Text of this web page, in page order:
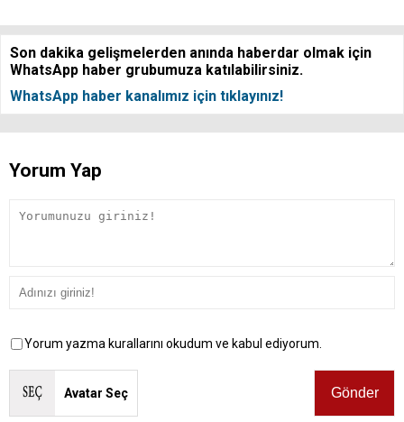
Son dakika gelişmelerden anında haberdar olmak için
WhatsApp haber grubumuza katılabilirsiniz.
WhatsApp haber kanalımız için tıklayınız!
Yorum Yap
Yorum yazma kurallarını okudum ve kabul ediyorum.
Avatar Seç